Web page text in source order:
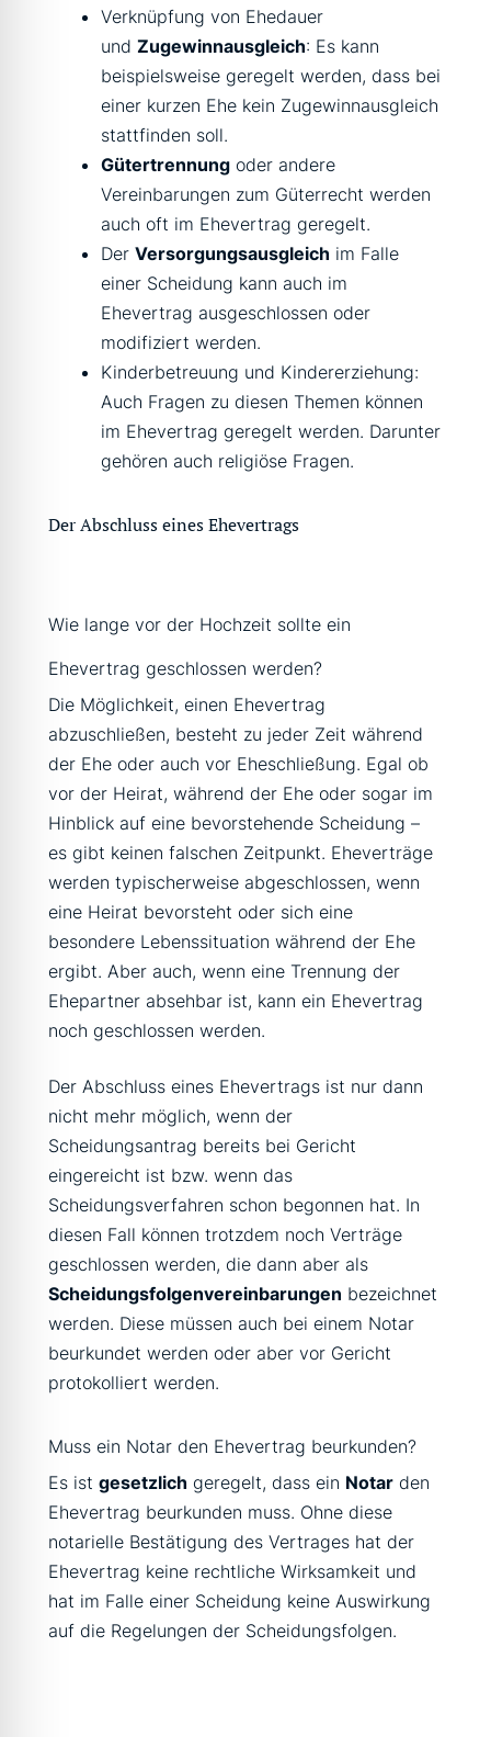
Verknüpfung von Ehedauer
undZugewinnausgleich: Es kann
beispielsweise geregelt werden, dass bei
einer kurzen Ehe kein Zugewinnausgleich
stattfinden soll.
Gütertrennung oder andere
Vereinbarungen zum Güterrecht werden
auch oft im Ehevertrag geregelt.
DerVersorgungsausgleich im Falle
einer Scheidung kann auch im
Ehevertrag ausgeschlossen oder
modifiziert werden.
Kinderbetreuung und Kindererziehung:
Auch Fragen zu diesen Themen können
im Ehevertrag geregelt werden. Darunter
gehören auch religiöse Fragen.
Der Abschluss eines Ehevertrags
Wie lange vor der Hochzeit sollte ein
Ehevertrag geschlossen werden?
Die Möglichkeit, einen Ehevertrag
abzuschließen, besteht zu jeder Zeit während
der Ehe oder auch vor Eheschließung. Egal ob
vor der Heirat, während der Ehe oder sogar im
Hinblick auf eine bevorstehende Scheidung –
es gibt keinen falschen Zeitpunkt. Eheverträge
werden typischerweise abgeschlossen, wenn
eine Heirat bevorsteht oder sich eine
besondere Lebenssituation während der Ehe
ergibt. Aber auch, wenn eine Trennung der
Ehepartner absehbar ist, kann ein Ehevertrag
noch geschlossen werden.
Der Abschluss eines Ehevertrags ist nur dann
nicht mehr möglich, wenn der
Scheidungsantrag bereits bei Gericht
eingereicht ist bzw. wenn das
Scheidungsverfahren schon begonnen hat. In
diesen Fall können trotzdem noch Verträge
geschlossen werden, die dann aber als
Scheidungsfolgenvereinbarungen bezeichnet
werden. Diese müssen auch bei einem Notar
beurkundet werden oder aber vor Gericht
protokolliert werden.
Muss ein Notar den Ehevertrag beurkunden?
Es istgesetzlich geregelt, dass ein Notar den
Ehevertrag beurkunden muss. Ohne diese
notarielle Bestätigung des Vertrages hat der
Ehevertrag keine rechtliche Wirksamkeit und
hat im Falle einer Scheidung keine Auswirkung
auf die Regelungen der Scheidungsfolgen.